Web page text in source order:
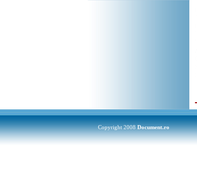
Copyright 2008Document.ro